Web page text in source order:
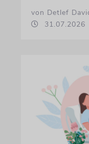
von Detlef
31.07.2026